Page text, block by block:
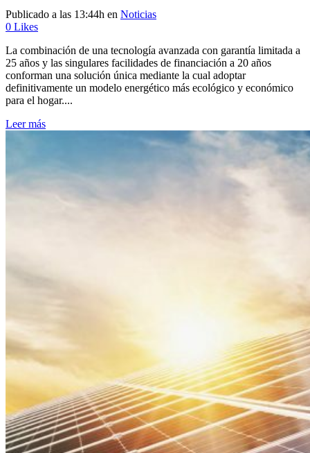
Publicado a las 13:44h en Noticias
0 Likes
La combinación de una tecnología avanzada con garantía limitada a
25 años y las singulares facilidades de financiación a 20 años
conforman una solución única mediante la cual adoptar
definitivamente un modelo energético más ecológico y económico
para el hogar....
Leer más